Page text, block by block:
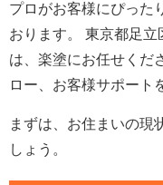
プロがお客様にぴった
おります。 東京都足
は、楽塗にお任せくだ
ロー、お客様サポート
まずは、お住まいの現
しょう。